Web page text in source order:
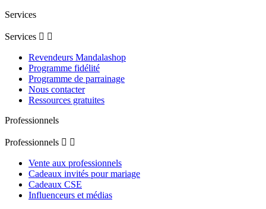
Services
Services  
Revendeurs Mandalashop
Programme fidélité
Programme de parrainage
Nous contacter
Ressources gratuites
Professionnels
Professionnels  
Vente aux professionnels
Cadeaux invités pour mariage
Cadeaux CSE
Influenceurs et médias